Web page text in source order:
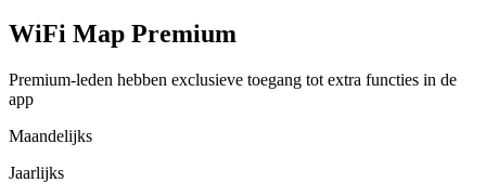
WiFi Map Premium
Premium-leden hebben exclusieve toegang tot extra functies in de
app
Maandelijks
Jaarlijks